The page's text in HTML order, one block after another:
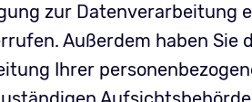
zur Datenverarbeitung
Außerdem haben Sie
Ihrer